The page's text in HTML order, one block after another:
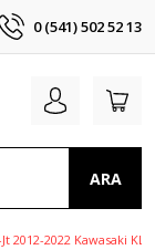
0 (541) 502 52 13
ARA
2012-2022 Kawasaki